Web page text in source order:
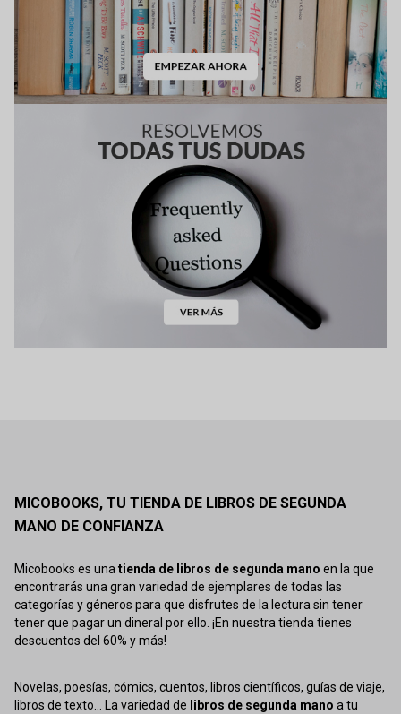
MICOBOOKS, TU TIENDA DE LIBROS DE SEGUNDA
MANO DE CONFIANZA
Micobooks es unatienda de libros de segunda mano en la que
encontrarás una gran variedad de ejemplares de todas las
categorías y géneros para que disfrutes de la lectura sin tener
tener que pagar un dineral por ello. ¡En nuestra tienda tienes
descuentos del 60% y más!
Novelas, poesías, cómics, cuentos, libros científicos, guías de viaje,
libros de texto... La variedad de libros de segunda mano a tu